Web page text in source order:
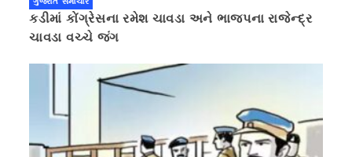
કડીમાં કોંગ્રેસના રમેશ ચાવડા અને ભાજપના રાજેન્દ્ર
ચાવડા વચ્ચે જંગ